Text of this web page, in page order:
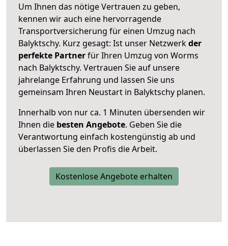
Um Ihnen das nötige Vertrauen zu geben,
kennen wir auch eine hervorragende
Transportversicherung für einen Umzug nach
Balyktschy. Kurz gesagt: Ist unser Netzwerkder
perfekte Partnerfür Ihren Umzug von Worms
nach Balyktschy. Vertrauen Sie auf unsere
jahrelange Erfahrung und lassen Sie uns
gemeinsam Ihren Neustart in Balyktschy planen.
Innerhalb von nur ca. 1 Minuten übersenden wir
Ihnen die besten Angebote. Geben Sie die
Verantwortung einfach kostengünstig ab und
überlassen Sie den Profis die Arbeit.
Kostenlose Angebote erhalten